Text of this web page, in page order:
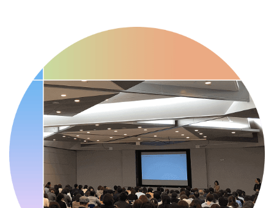
・骨盤臓器脱 克服の日
2026/09/10(木)
・がん征圧月間
・世界アルツハイマー月間
・健康増進普及月間
・歯ヂカラ探究月間
・職場の健康診断実施強化月間
・自殺予防週間
・世界自殺予防デー